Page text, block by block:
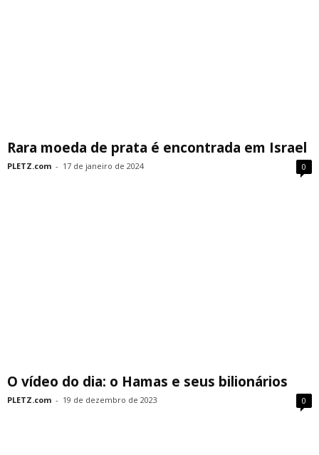
Rara moeda de prata é encontrada em Israel
PLETZ.com - 17 de janeiro de 2024 0
O vídeo do dia: o Hamas e seus bilionários
PLETZ.com - 19 de dezembro de 2023 0